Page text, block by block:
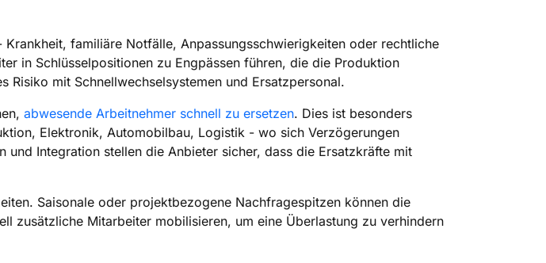
familiäre Notfälle, Anpassungsschwierigkeiten oder rechtliche
in Schlüsselpositionen zu Engpässen führen, die die Produktion
mit Schnellwechselsystemen und Ersatzpersonal.
abwesende Arbeitnehmer schnell zu ersetzen. Dies ist besonders
Elektronik, Automobilbau, Logistik - wo sich Verzögerungen
Integration stellen die Anbieter sicher, dass die Ersatzkräfte mit
Saisonale oder projektbezogene Nachfragespitzen können die
zusätzliche Mitarbeiter mobilisieren, um eine Überlastung zu verhindern